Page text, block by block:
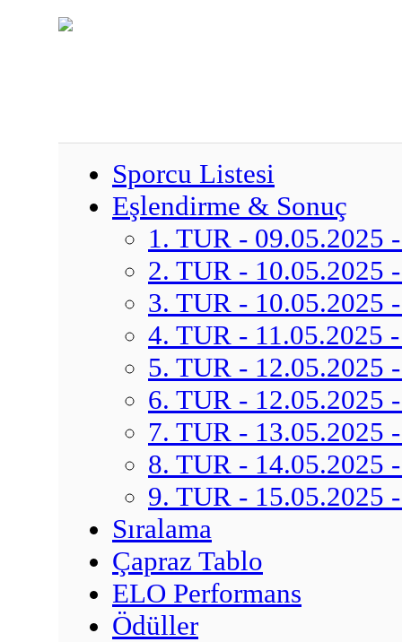
Sporcu Listesi
Eşlendirme & Sonuç
1. TUR - 09.05.2025
2. TUR - 10.05.2025
3. TUR - 10.05.2025
4. TUR - 11.05.2025
5. TUR - 12.05.2025
6. TUR - 12.05.2025
7. TUR - 13.05.2025
8. TUR - 14.05.2025
9. TUR - 15.05.2025
Sıralama
Çapraz Tablo
ELO Performans
Ödüller